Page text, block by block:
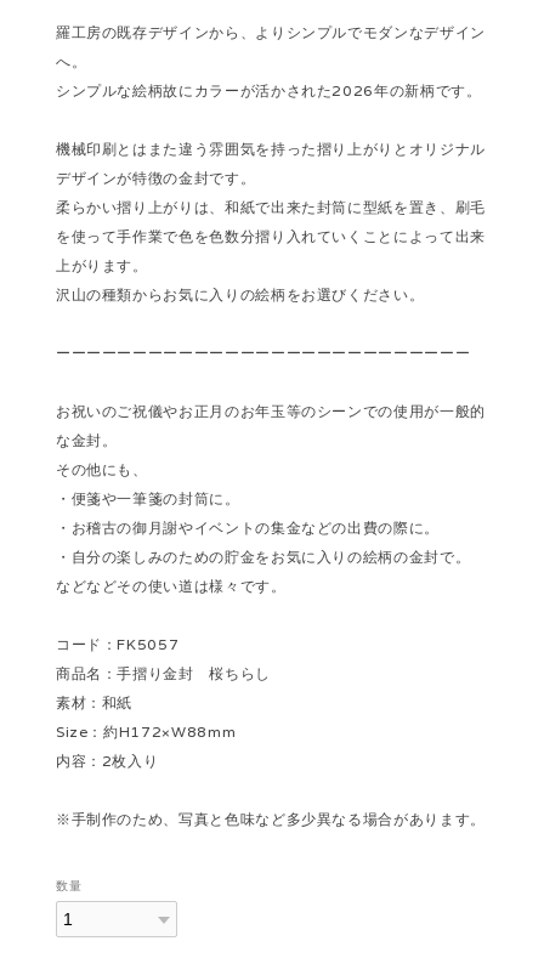
羅工房の既存デザインから、よりシンプルでモダンなデザイン
へ。
シンプルな絵柄故にカラーが活かされた2026年の新柄です。
機械印刷とはまた違う雰囲気を持った摺り上がりとオリジナル
デザインが特徴の金封です。
柔らかい摺り上がりは、和紙で出来た封筒に型紙を置き、刷毛
を使って手作業で色を色数分摺り入れていくことによって出来
上がります。
沢山の種類からお気に入りの絵柄をお選びください。
ーーーーーーーーーーーーーーーーーーーーーーーーーーー
お祝いのご祝儀やお正月のお年玉等のシーンでの使用が一般的
な金封。
その他にも、
・便箋や一筆箋の封筒に。
・お稽古の御月謝やイベントの集金などの出費の際に。
・自分の楽しみのための貯金をお気に入りの絵柄の金封で。
などなどその使い道は様々です。
コード：FK5057
商品名：手摺り金封 桜ちらし
素材：和紙
Size：約H172×W88mm
内容：2枚入り
※手制作のため、写真と色味など多少異なる場合があります。
数量